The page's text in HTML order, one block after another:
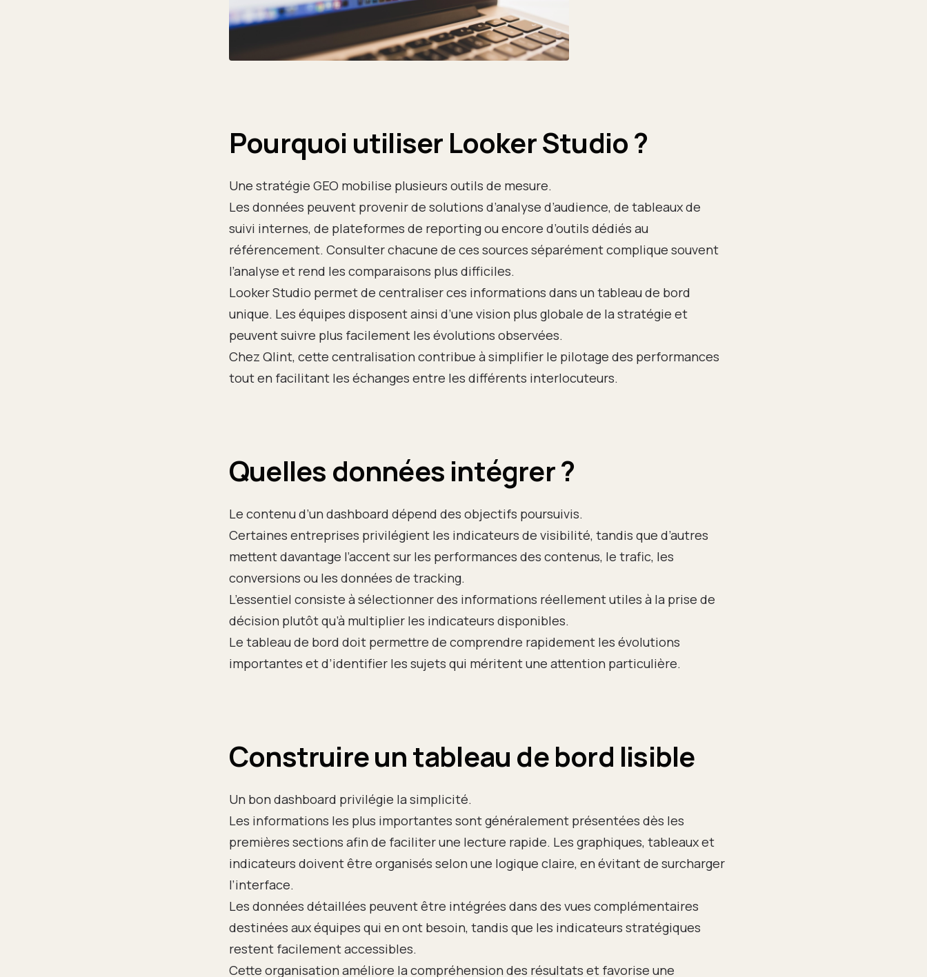
Pourquoi utiliser Looker Studio ?
Une stratégie GEO mobilise plusieurs outils de mesure.
Les données peuvent provenir de solutions d’analyse d’audience, de tableaux de
suivi internes, de plateformes de reporting ou encore d’outils dédiés au
référencement. Consulter chacune de ces sources séparément complique souvent
l’analyse et rend les comparaisons plus difficiles.
Looker Studio permet de centraliser ces informations dans un tableau de bord
unique. Les équipes disposent ainsi d’une vision plus globale de la stratégie et
peuvent suivre plus facilement les évolutions observées.
Chez Qlint, cette centralisation contribue à simplifier le pilotage des performances
tout en facilitant les échanges entre les différents interlocuteurs.
Quelles données intégrer ?
Le contenu d’un dashboard dépend des objectifs poursuivis.
Certaines entreprises privilégient les indicateurs de visibilité, tandis que d’autres
mettent davantage l’accent sur les performances des contenus, le trafic, les
conversions ou les données de tracking.
L’essentiel consiste à sélectionner des informations réellement utiles à la prise de
décision plutôt qu’à multiplier les indicateurs disponibles.
Le tableau de bord doit permettre de comprendre rapidement les évolutions
importantes et d’identifier les sujets qui méritent une attention particulière.
Construire un tableau de bord lisible
Un bon dashboard privilégie la simplicité.
Les informations les plus importantes sont généralement présentées dès les
premières sections afin de faciliter une lecture rapide. Les graphiques, tableaux et
indicateurs doivent être organisés selon une logique claire, en évitant de surcharger
l’interface.
Les données détaillées peuvent être intégrées dans des vues complémentaires
destinées aux équipes qui en ont besoin, tandis que les indicateurs stratégiques
restent facilement accessibles.
Cette organisation améliore la compréhension des résultats et favorise une